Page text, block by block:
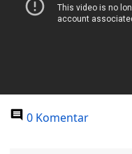
0 Komentar